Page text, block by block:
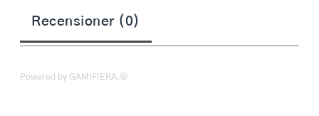
Recensioner (0)
Powered by GAMIFIERA.®